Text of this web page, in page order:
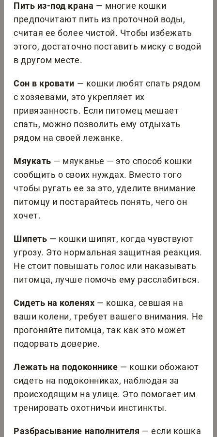
Пить из-под крана — многие кошки
предпочитают пить из проточной воды,
считая ее более чистой. Чтобы избежать
этого, достаточно поставить миску с водой
в другом месте.
Сон в кровати — кошки любят спать рядом
с хозяевами, это укрепляет их
привязанность. Если питомец мешает
спать, можно позволить ему отдыхать
рядом на своей лежанке.
Мяукать — мяуканье — это способ кошки
сообщить о своих нуждах. Вместо того
чтобы ругать ее за это, уделите внимание
питомцу и постарайтесь понять, чего он
хочет.
Шипеть — кошки шипят, когда чувствуют
угрозу. Это нормальная защитная реакция.
Не стоит повышать голос или наказывать
питомца, лучше помочь ему расслабиться.
Сидеть на коленях — кошка, севшая на
ваши колени, требует вашего внимания. Не
прогоняйте питомца, так как это может
подорвать доверие.
Лежать на подоконнике — кошки обожают
сидеть на подоконниках, наблюдая за
происходящим на улице. Это помогает им
тренировать охотничьи инстинкты.
Разбрасывание наполнителя — если кошка